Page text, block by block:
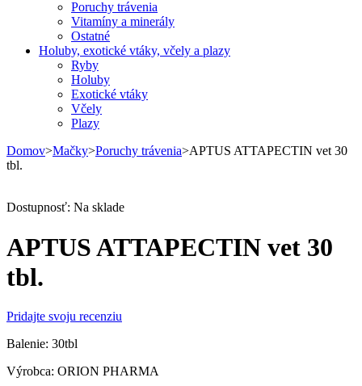
Poruchy trávenia
Vitamíny a minerály
Ostatné
Holuby, exotické vtáky, včely a plazy
Ryby
Holuby
Exotické vtáky
Včely
Plazy
Domov>Mačky>Poruchy trávenia>APTUS ATTAPECTIN vet 30
tbl.
Dostupnosť: Na sklade
APTUS ATTAPECTIN vet 30
tbl.
Pridajte svoju recenziu
Balenie: 30tbl
Výrobca: ORION PHARMA